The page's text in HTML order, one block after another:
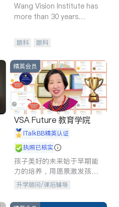
Wang Vision Institute has
more than 30 years
眼科 眼科
精英会员
VSA Future 教育学院
iTalkBB精英认证
执照已核实
孩子美好的未来始于早期能
力的培养，用愿景激发孩子
的学习潜力和动力。理念：
石。
升学顾问/课后辅导